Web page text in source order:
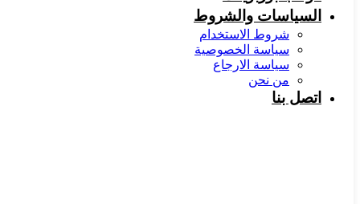
السياسات والشروط
شروط الاستخدام
سياسة الخصوصية
سياسة الارجاع
من نحن
اتصل بنا